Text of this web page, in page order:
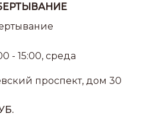
- 15:00, среда
проспект, дом 30